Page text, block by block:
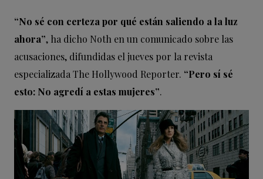
“No sé con certeza por qué están saliendo a la luz
ahora”, ha dicho Noth en un comunicado sobre las
acusaciones, difundidas el jueves por la revista
especializada The Hollywood Reporter. “Pero sí sé
esto: No agredí a estas mujeres”.